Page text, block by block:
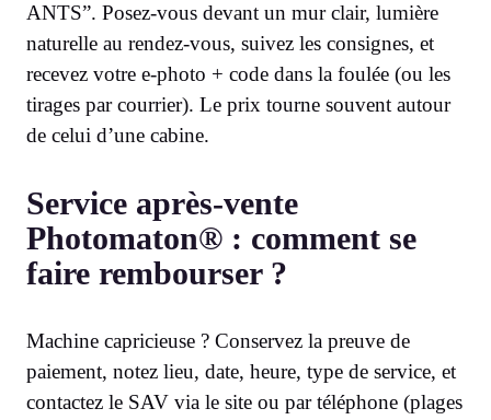
ANTS”. Posez-vous devant un mur clair, lumière
naturelle au rendez-vous, suivez les consignes, et
recevez votre e-photo + code dans la foulée (ou les
tirages par courrier). Le prix tourne souvent autour
de celui d’une cabine.
Service après-vente
Photomaton® : comment se
faire rembourser ?
Machine capricieuse ? Conservez la preuve de
paiement, notez lieu, date, heure, type de service, et
contactez le SAV via le site ou par téléphone (plages